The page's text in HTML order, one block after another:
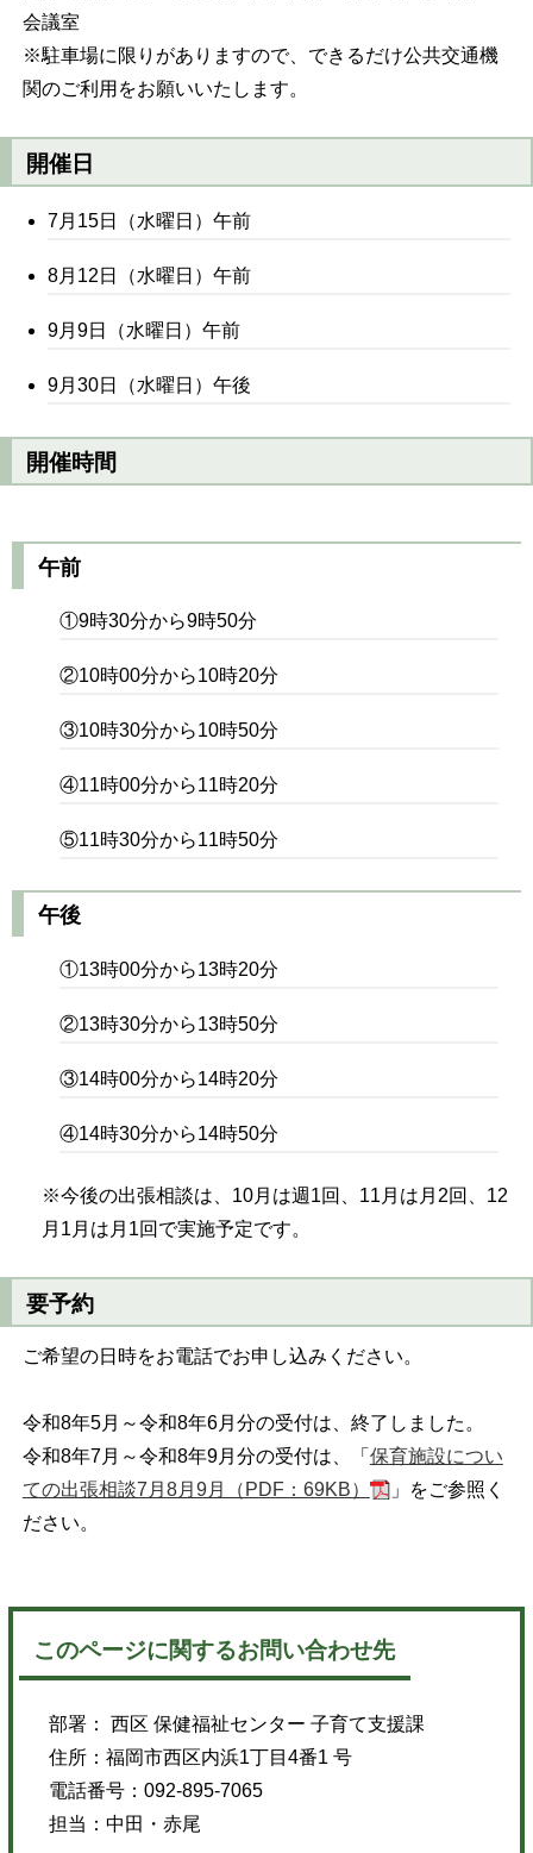
会議室
※駐車場に限りがありますので、できるだけ公共交通機
関のご利用をお願いいたします。
開催日
7月15日（水曜日）午前
8月12日（水曜日）午前
9月9日（水曜日）午前
9月30日（水曜日）午後
開催時間
午前
①9時30分から9時50分
②10時00分から10時20分
③10時30分から10時50分
④11時00分から11時20分
⑤11時30分から11時50分
午後
①13時00分から13時20分
②13時30分から13時50分
③14時00分から14時20分
④14時30分から14時50分
※今後の出張相談は、10月は週1回、11月は月2回、12
月1月は月1回で実施予定です。
要予約
ご希望の日時をお電話でお申し込みください。
令和8年5月～令和8年6月分の受付は、終了しました。
令和8年7月～令和8年9月分の受付は、「 保育施設につい
ての出張相談7月8月9月（PDF：69KB）
」をご参照く
ださい。
このページに関するお問い合わせ先
部署： 西区 保健福祉センター 子育て支援課
住所：福岡市西区内浜1丁目4番1 号
電話番号：092-895-7065
担当：中田・赤尾